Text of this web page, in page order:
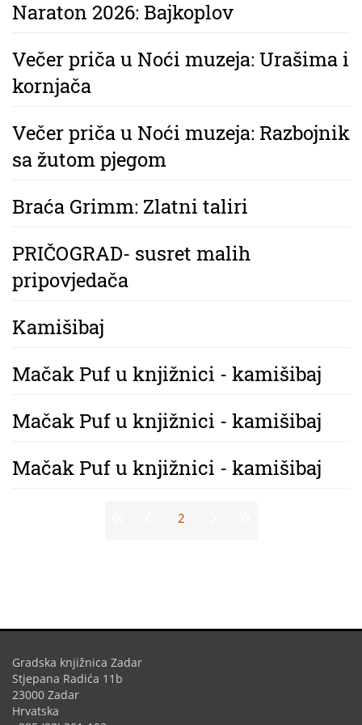
Naraton 2026: Bajkoplov
Večer priča u Noći muzeja: Urašima i
kornjača
Večer priča u Noći muzeja: Razbojnik
sa žutom pjegom
Braća Grimm: Zlatni taliri
PRIČOGRAD- susret malih
pripovjedača
Kamišibaj
Mačak Puf u knjižnici - kamišibaj
Mačak Puf u knjižnici - kamišibaj
Mačak Puf u knjižnici - kamišibaj
2
Gradska knjižnica Zadar
Stjepana Radića 11b
23000 Zadar
Hrvatska